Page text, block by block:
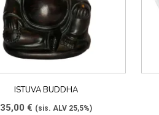
ISTUVA BUDDHA
35,00 € (sis. ALV 25,5%)